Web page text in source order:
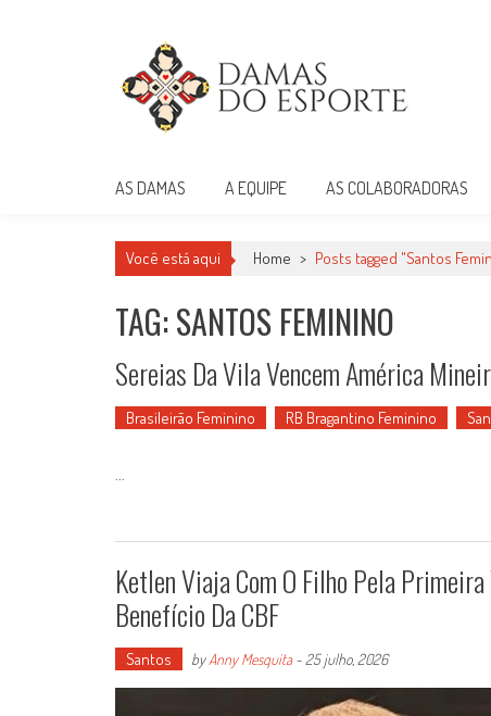
AS DAMAS A EQUIPE AS COLABORADORAS
Você está aqui Home > Posts tagged "Santos
TAG: SANTOS FEMININO
Sereias Da Vila Vencem América
Brasileirão Feminino RB Bragantino Feminino
...
Ketlen Viaja Com O Filho Pela
Benefício Da CBF
Santos byAnny Mesquita- 25 julho, 2026